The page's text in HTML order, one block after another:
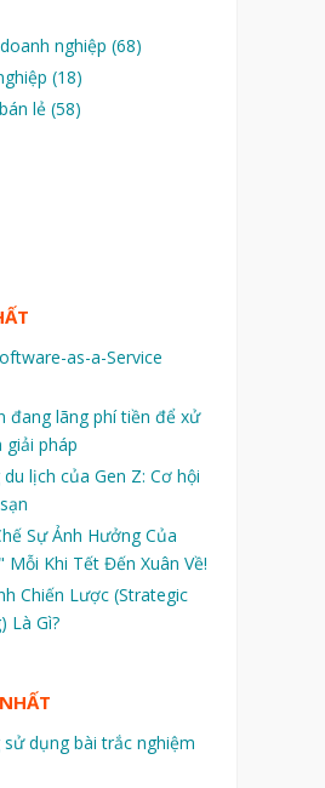
nghiệp (68)
(18)
lẻ (58)
as-a-Service
đang lãng phí tiền để xử
pháp
lịch của Gen Z: Cơ hội
Sự Ảnh Hưởng Của
Mỗi Khi Tết Đến Xuân Về!
Chiến Lược (Strategic
Là Gì?
dụng bài trắc nghiệm